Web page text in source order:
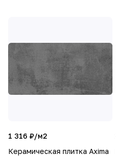
1 316 ₽/м2
Керамическая плитка Axima